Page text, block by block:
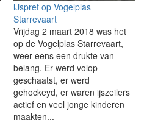
IJspret op Vogelplas
Starrevaart
Vrijdag 2 maart 2018 was het
op de Vogelplas Starrevaart,
weer eens een drukte van
belang. Er werd volop
geschaatst, er werd
gehockeyd, er waren ijszeilers
actief en veel jonge kinderen
maakten...